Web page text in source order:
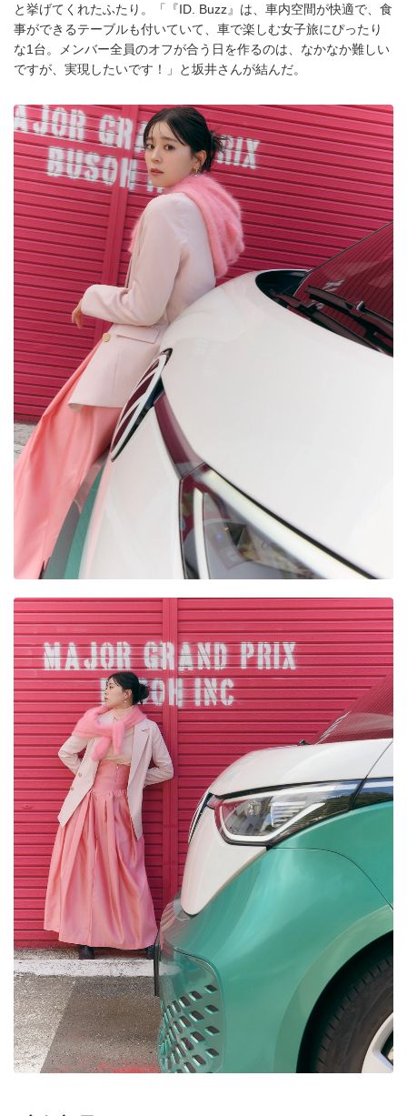
と挙げてくれたふたり。「『ID. Buzz』は、車内空間が快適で、食
事ができるテーブルも付いていて、車で楽しむ女子旅にぴったり
な1台。メンバー全員のオフが合う日を作るのは、なかなか難しい
ですが、実現したいです！」と坂井さんが結んだ。